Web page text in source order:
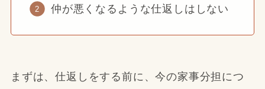
仲が悪くなるような仕返しはしない
まずは、仕返しをする前に、今の家事分担につ